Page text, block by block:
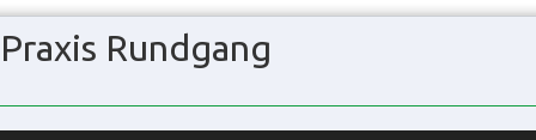
Praxis Rundgang